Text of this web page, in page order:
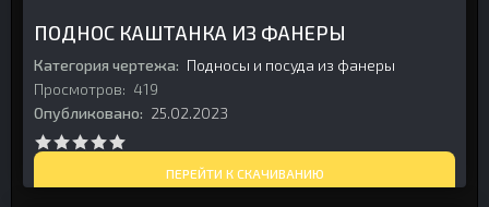
ПОДНОС КАШТАНКА ИЗ ФАНЕРЫ
Категория чертежа: Подносы и посуда из фанеры
Просмотров: 419
Опубликовано: 25.02.2023
ПЕРЕЙТИ К СКАЧИВАНИЮ